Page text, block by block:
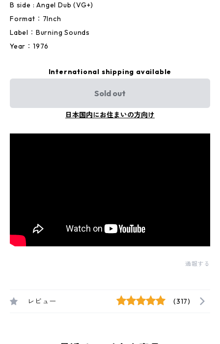
B side : Angel Dub (VG+)
Format：7Inch
Label：Burning Sounds
Year：1976
International shipping available
Sold out
日本国内にお住まいの方向け
通報する
レビュー (317)